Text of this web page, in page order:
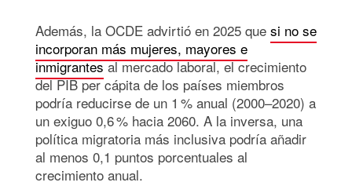
Además, la OCDE advirtió en 2025 que si no se
incorporan más mujeres, mayores e
inmigrantesal mercado laboral, el crecimiento
del PIB per cápita de los países miembros
podría reducirse de un 1 % anual (2000–2020) a
un exiguo 0,6 % hacia 2060. A la inversa, una
política migratoria más inclusiva podría añadir
al menos 0,1 puntos porcentuales al
crecimiento anual.